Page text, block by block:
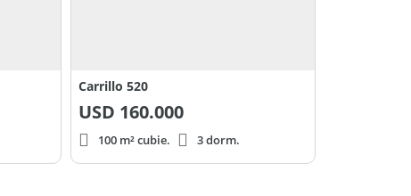
Carrillo 520
USD 160.000
100 m² cubie. 3 dorm.